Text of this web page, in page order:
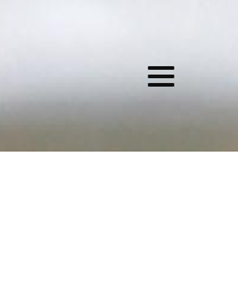
Toggle